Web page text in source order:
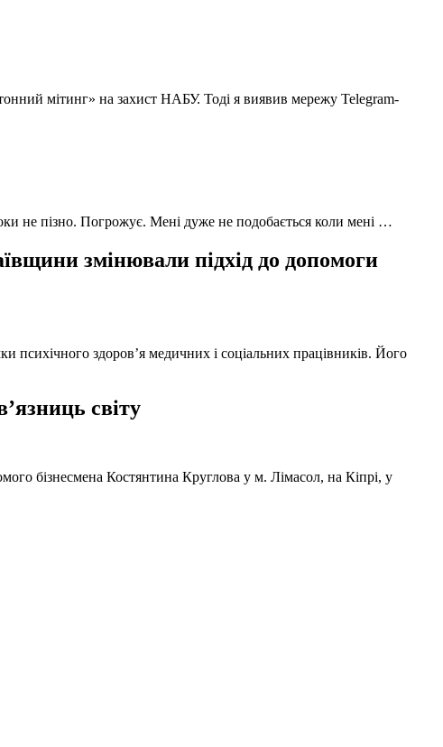
мітинг» на захист НАБУ. Тоді я виявив мережу Telegram-
не пізно. Погрожує. Мені дуже не подобається коли мені …
змінювали підхід до допомоги
психічного здоров’я медичних і соціальних працівників. Його
світу
бізнесмена Костянтина Круглова у м. Лімасол, на Кіпрі, у